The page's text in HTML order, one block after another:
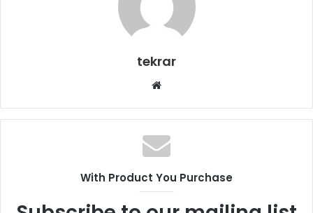
tekrar
Web
With Product You Purchase